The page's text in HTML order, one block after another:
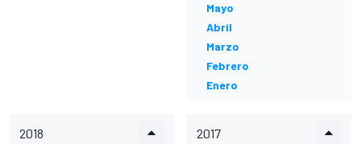
Mayo
Abril
Marzo
Febrero
Enero
2018 2017